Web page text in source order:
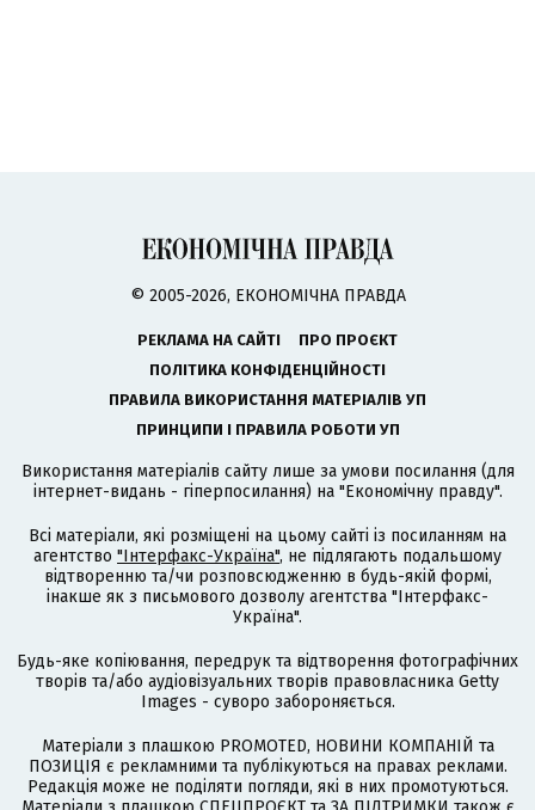
© 2005-2026, ЕКОНОМІЧНА ПРАВДА
РЕКЛАМА НА САЙТІ
ПРО ПРОЄКТ
ПОЛІТИКА КОНФІДЕНЦІЙНОСТІ
ПРАВИЛА ВИКОРИСТАННЯ МАТЕРІАЛІВ УП
ПРИНЦИПИ І ПРАВИЛА РОБОТИ УП
Використання матеріалів сайту лише за умови посилання (для
інтернет-видань - гіперпосилання) на "Економічну правду".
Всі матеріали, які розміщені на цьому сайті із посиланням на
агентство "Інтерфакс-Україна", не підлягають подальшому
відтворенню та/чи розповсюдженню в будь-якій формі,
інакше як з письмового дозволу агентства "Інтерфакс-
Україна".
Будь-яке копіювання, передрук та відтворення фотографічних
творів та/або аудіовізуальних творів правовласника Getty
Images - суворо забороняється.
Матеріали з плашкою PROMOTED, НОВИНИ КОМПАНІЙ та
ПОЗИЦІЯ є рекламними та публікуються на правах реклами.
Редакція може не поділяти погляди, які в них промотуються.